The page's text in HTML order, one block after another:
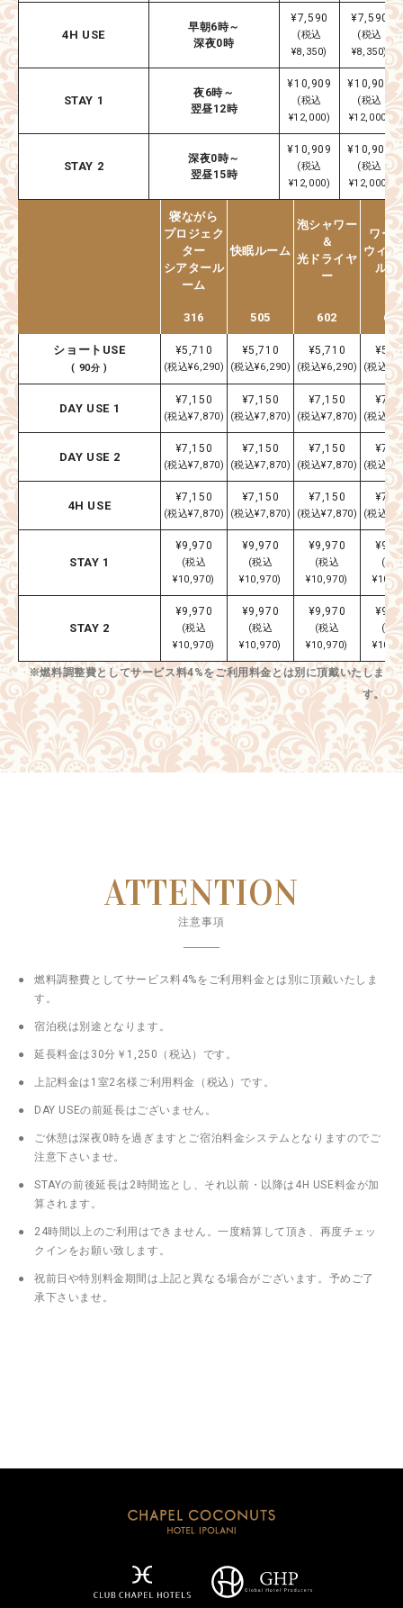
4H USE
早朝6時～
深夜0時
¥7,590
(税込
¥8,350)
¥7,590
(税込
¥8,350)
STAY 1
夜6時～
翌昼12時
¥10,909
(税込
¥12,000)
¥10,909
(税込
¥12,000)
STAY 2
深夜0時～
翌昼15時
¥10,909
(税込
¥12,000)
¥10,909
(税込
¥12,000)
寝ながら
プロジェク
ター
シアタール
ーム
快眠ルーム
泡シャワー
＆
光ドライヤ
ー
ワー
ウィン
ルー
316 505 602 603
ショートUSE
( 90分 )
¥5,710
(税込¥6,290)
¥5,710
(税込¥6,290)
¥5,710
(税込¥6,290) (税込
DAY USE 1
¥7,150
(税込¥7,870)
¥7,150
(税込¥7,870)
¥7,150
(税込¥7,870) (税込
DAY USE 2
¥7,150
(税込¥7,870)
¥7,150
(税込¥7,870)
¥7,150
(税込¥7,870) (税込
4H USE
¥7,150
(税込¥7,870)
¥7,150
(税込¥7,870)
¥7,150
(税込¥7,870) (税込
STAY 1
¥9,970
(税込
¥10,970)
¥9,970
(税込
¥10,970)
¥9,970
(税込
¥10,970)
(税
STAY 2
¥9,970
(税込
¥10,970)
¥9,970
(税込
¥10,970)
¥9,970
(税込
¥10,970)
(税
※燃料調整費としてサービス料4%をご利用料金とは別に頂戴いたしま
す。
ATTENTION
注意事項
燃料調整費としてサービス料4%をご利用料金とは別に頂戴いたしま
す。
宿泊税は別途となります。
延長料金は30分￥1,250（税込）です。
上記料金は1室2名様ご利用料金（税込）です。
DAY USEの前延長はございません。
ご休憩は深夜0時を過ぎますとご宿泊料金システムとなりますのでご
注意下さいませ。
STAYの前後延長は2時間迄とし、それ以前・以降は4H USE料金が加
算されます。
24時間以上のご利用はできません。一度精算して頂き、再度チェッ
クインをお願い致します。
祝前日や特別料金期間は上記と異なる場合がございます。予めご了
承下さいませ。